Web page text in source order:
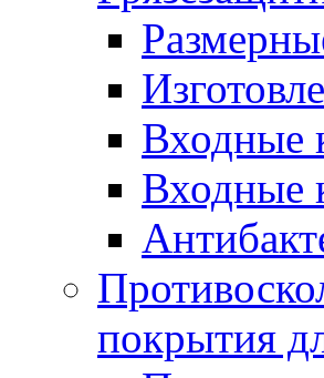
Входные
Входные
покрытия